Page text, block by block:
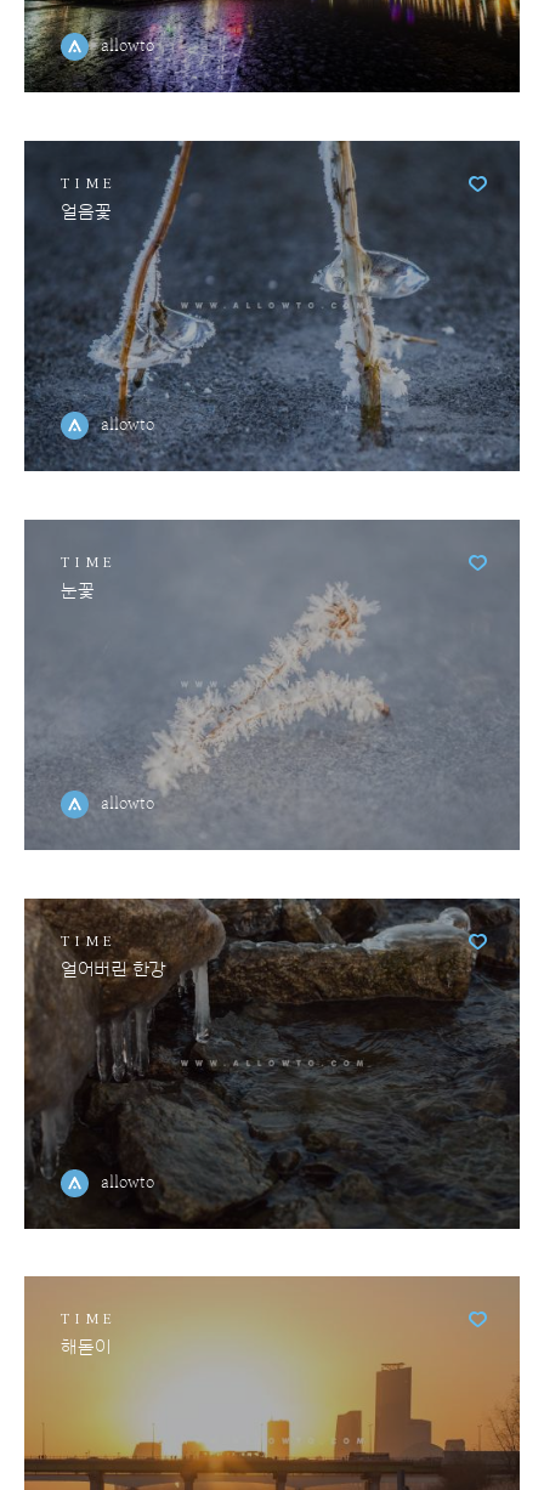
allowto
TIME
얼음꽃
allowto
TIME
눈꽃
allowto
TIME
얼어버린 한강
allowto
TIME
해돋이